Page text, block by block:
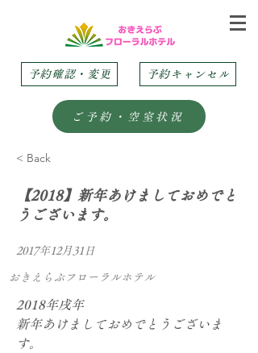
予約確認・変更 予約キャンセル
ご予約・空室状況
< Back
【2018】新年あけましておめでと
うございます。
2017年12月31日
おきえらぶフローラルホテル
2018年戌年
新年あけましておめでとうございま
す。